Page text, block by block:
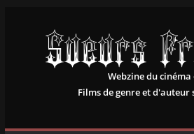
contenu
Webzine du
Films de genre et d'auteur